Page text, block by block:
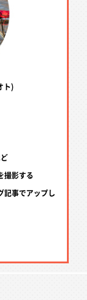
ト)
撮影する
事でアップし